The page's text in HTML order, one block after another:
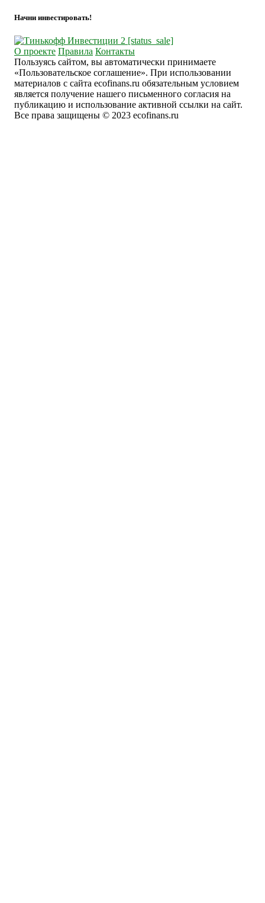
Начни инвестировать!
О проекте Правила Контакты
Пользуясь сайтом, вы автоматически принимаете
«Пользовательское соглашение». При использовании
материалов с сайта ecofinans.ru обязательным условием
является получение нашего письменного согласия на
публикацию и использование активной ссылки на сайт.
Все права защищены © 2023 ecofinans.ru